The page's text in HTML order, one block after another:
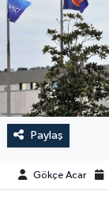
Paylaş
Gökçe Acar